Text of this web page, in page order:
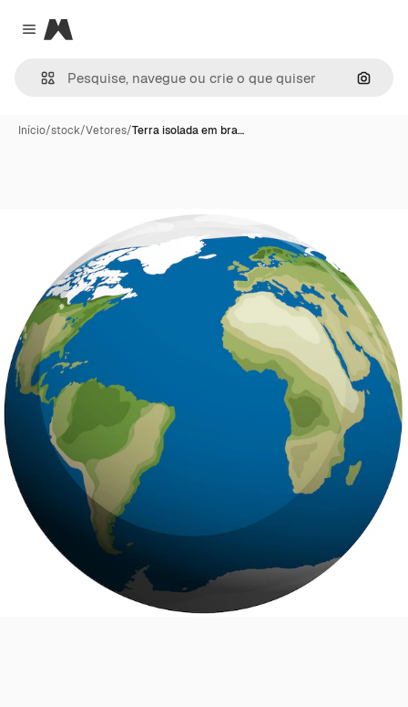
Close menu
Magnific
Início/stock/Vetores/Terra isolada em bra…